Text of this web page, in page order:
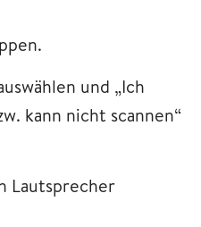
und „Ich
kann nicht scannen“
Lautsprecher